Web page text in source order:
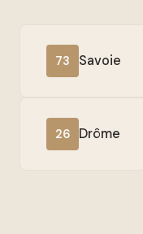
73 Savoie
26 Drôme